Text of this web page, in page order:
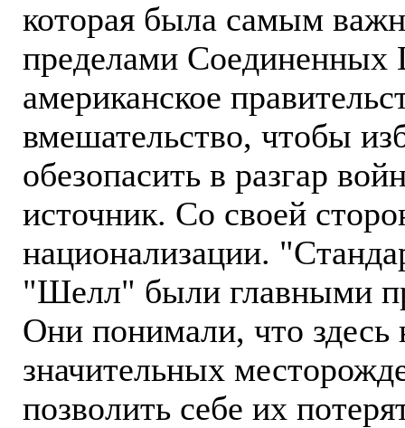
которая была самым
пределами Соединенных
американское
вмешательство, чтобы
обезопасить в разгар
источник. Со своей
национализации.
"Шелл" были главными
Они понимали, что здесь
значительных
позволить себе их